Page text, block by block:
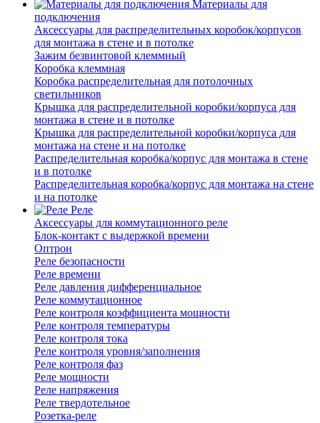
Материалы для
подключения
Аксессуары для распределительных коробок/корпусов
для монтажа в стене и в потолке
Зажим безвинтовой клеммный
Коробка клеммная
Коробка распределительная для потолочных
светильников
Крышка для распределительной коробки/корпуса для
монтажа в стене и в потолке
Крышка для распределительной коробки/корпуса для
монтажа на стене и на потолке
Распределительная коробка/корпус для монтажа в стене
и в потолке
Распределительная коробка/корпус для монтажа на стене
и на потолке
Реле
Аксессуары для коммутационного реле
Блок-контакт с выдержкой времени
Оптрон
Реле безопасности
Реле времени
Реле давления дифференциальное
Реле коммутационное
Реле контроля коэффициента мощности
Реле контроля температуры
Реле контроля тока
Реле контроля уровня/заполнения
Реле контроля фаз
Реле мощности
Реле напряжения
Реле твердотельное
Розетка-реле